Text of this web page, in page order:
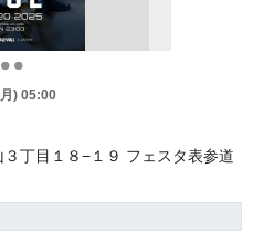
) 05:00
丁目１８−１９ フェスタ表参道